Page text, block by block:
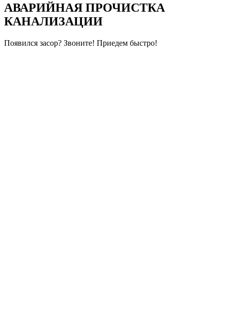
АВАРИЙНАЯ ПРОЧИСТКА
КАНАЛИЗАЦИИ
Появился засор? Звоните! Приедем быстро!